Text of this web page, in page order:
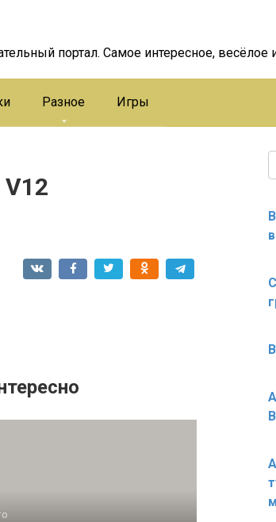
портал. Самое интересное, весёлое
Разное Игры